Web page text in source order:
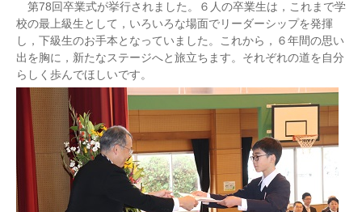
第78回卒業式が挙行されました。６人の卒業生は，これまで学
校の最上級生として，いろいろな場面でリーダーシップを発揮
し，下級生のお手本となっていました。これから，６年間の思い
出を胸に，新たなステージへと旅立ちます。それぞれの道を自分
らしく歩んでほしいです。